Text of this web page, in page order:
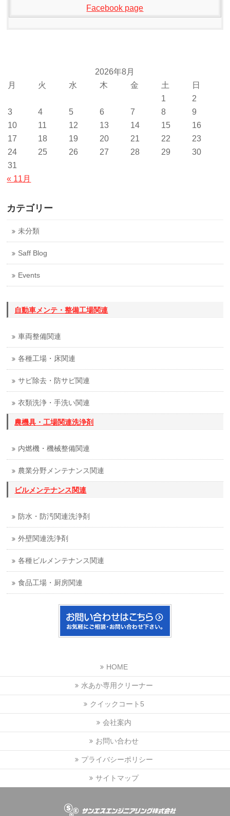
Facebook page
2026年8月
月
火 水 木 金 土
日
1
2
3
4 5 6 7 8
9
10
11 12 13 14 15
16
17
18 19 20 21 22
23
24
25 26 27 28 29
30
31
« 11月
カテゴリー
未分類
Saff Blog
Events
自動車メンテ・整備工場関連
車両整備関連
各種工場・床関連
サビ除去・防サビ関連
衣類洗浄・手洗い関連
農機具・工場関連洗浄剤
内燃機・機械整備関連
農業分野メンテナンス関連
ビルメンテナンス関連
防水・防汚関連洗浄剤
外壁関連洗浄剤
各種ビルメンテナンス関連
食品工場・厨房関連
HOME
水あか専用クリーナー
クイックコート5
会社案内
お問い合わせ
プライバシーポリシー
サイトマップ